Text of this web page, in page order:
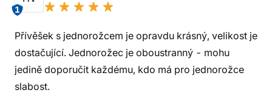
1
Přívěšek s jednorožcem je opravdu krásný, velikost je
dostačující. Jednorožec je oboustranný - mohu
jedině doporučit každému, kdo má pro jednorožce
slabost.